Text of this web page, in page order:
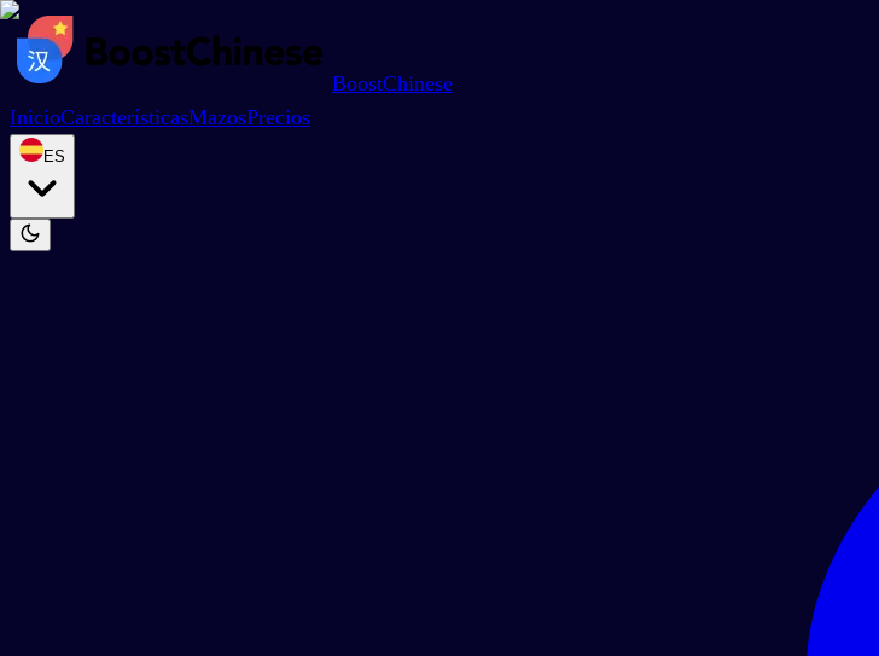
BoostChinese
InicioCaracterísticasMazosPrecios
ES